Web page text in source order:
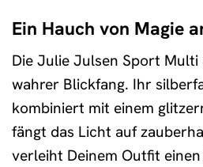
Ein Hauch von Magie
Die Julie Julsen Sport Multi
wahrer Blickfang. Ihr
kombiniert mit einem
fängt das Licht auf
verleiht Deinem Outfit